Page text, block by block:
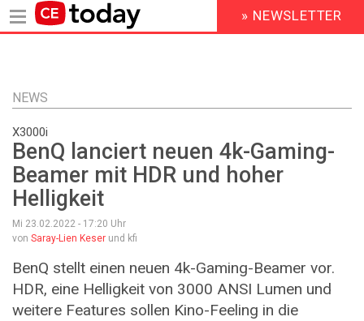
Inhalt
HEADER
MENU
» NEWSLETTER
NEWS
X3000i
BenQ lanciert neuen 4k-Gaming-
Beamer mit HDR und hoher
Helligkeit
Mi 23.02.2022 - 17:20 Uhr
von Saray-Lien Keser und kfi
BenQ stellt einen neuen 4k-Gaming-Beamer vor.
HDR, eine Helligkeit von 3000 ANSI Lumen und
weitere Features sollen Kino-Feeling in die